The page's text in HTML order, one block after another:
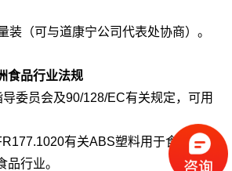
装（可与道康宁公司代表处协商）。
食品行业法规
委员会及90/128/EC有关规定，可用
有关ABS塑料用于食品行业
品行业。